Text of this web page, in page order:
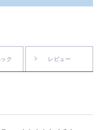
ク レビュー